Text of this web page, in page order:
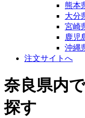
熊本
大分
宮崎
鹿児
沖縄
注文サイトへ
奈良県内
探す